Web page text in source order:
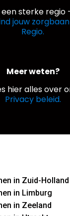
sterke regio
jouw
Regio.
Meer weten?
hier alles over
Privacy beleid.
in Zuid-Holland
in Limburg
in Zeeland